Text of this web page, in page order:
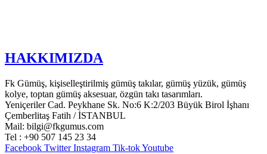
HAKKIMIZDA
Fk Gümüş, kişiselleştirilmiş gümüş takılar, gümüş yüzük, gümüş
kolye, toptan gümüş aksesuar, özgün takı tasarımları.
Yeniçeriler Cad. Peykhane Sk. No:6 K:2/203 Büyük Birol İşhanı
Çemberlitaş Fatih / İSTANBUL
Mail: bilgi@fkgumus.com
Tel : +90 507 145 23 34
Facebook Twitter Instagram Tik-tokYoutube